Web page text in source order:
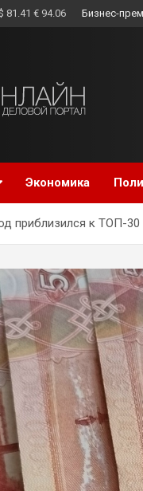
81.41 € 94.06 Бизнес-
Экономика
приблизился к ТОП-30